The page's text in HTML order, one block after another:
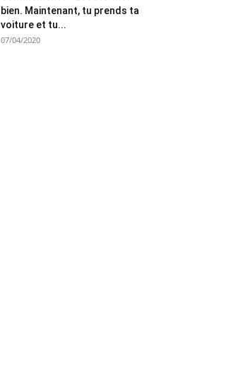
bien. Maintenant, tu prends ta
voiture et tu...
07/04/2020